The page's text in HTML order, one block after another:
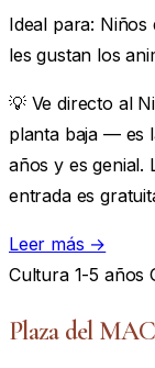
Ideal para: Niños
les gustan los
💡 Ve directo al
planta baja — es
años y es genial.
entrada es
Leer más →
Cultura 1-5 años
Plaza del